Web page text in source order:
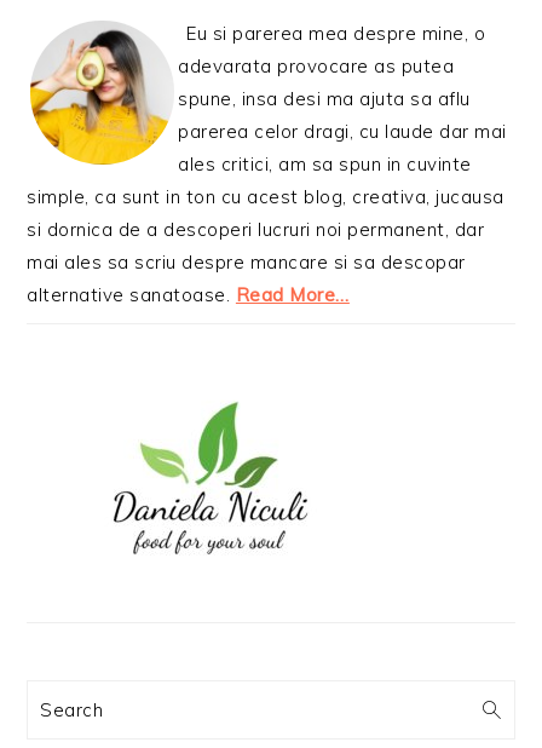
Eu si parerea mea despre mine, o
adevarata provocare as putea
spune, insa desi ma ajuta sa aflu
parerea celor dragi, cu laude dar mai
ales critici, am sa spun in cuvinte
simple, ca sunt in ton cu acest blog, creativa, jucausa
si dornica de a descoperi lucruri noi permanent, dar
mai ales sa scriu despre mancare si sa descopar
alternative sanatoase. Read More…
Search